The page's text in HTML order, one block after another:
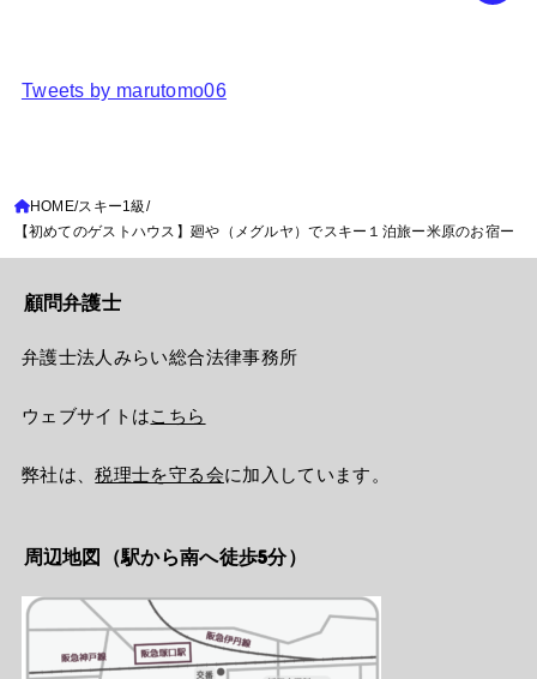
Tweets by marutomo06
HOME スキー1級
【初めてのゲストハウス】廻や（メグルヤ）でスキー１泊旅ー米原のお宿ー
顧問弁護士
弁護士法人みらい総合法律事務所
ウェブサイトはこちら
弊社は、税理士を守る会に加入しています。
周辺地図（駅から南へ徒歩5分）